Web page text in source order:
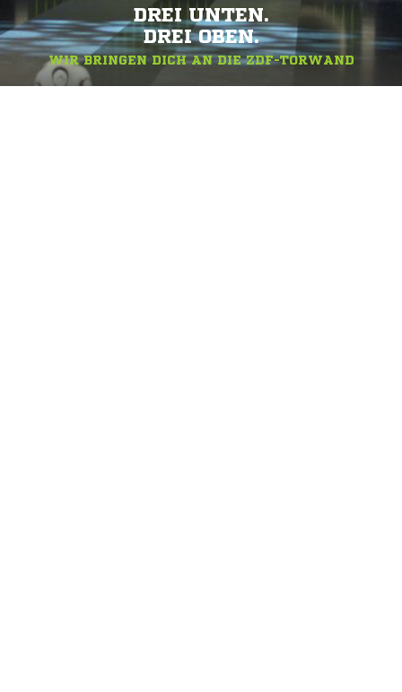
DREI UNTEN.
DREI OBEN.
WIR BRINGEN DICH AN DIE ZDF-TORWAND